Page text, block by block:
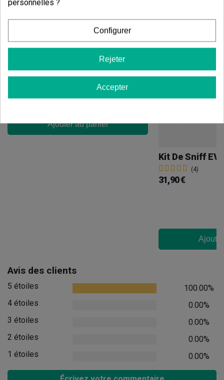
Bong En Verre Micro 16 Cm
Ajouter au panier
Kit De Sniff
(4)
31,90 €
Avis des clients
5 étoiles
100.00%
4 étoiles
0.00%
3 étoiles
0.00%
2 étoiles
0.00%
1 étoiles
0.00%
personnelles ?
Configurer
Rejeter
Accepter